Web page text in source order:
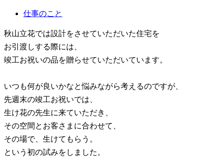
仕事のこと
秋山立花では設計をさせていただいた住宅を
お引渡しする際には、
竣工お祝いの品を贈らせていただいています。
いつも何が良いかなと悩みながら考えるのですが、
先週末の竣工お祝いでは、
生け花の先生に来ていただき、
その空間とお客さまに合わせて、
その場で、生けてもらう。
という初の試みをしました。